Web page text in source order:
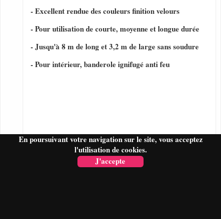
En poursuivant votre navigation sur le site, vous acceptez
l'utilisation de cookies.
J'accepte
- Excellent rendue des couleurs finition velours
- Pour utilisation de courte, moyenne et longue durée
- Jusqu'à 8 m de long et 3,2 m de large sans soudure
- Pour intérieur, banderole ignifugé anti feu